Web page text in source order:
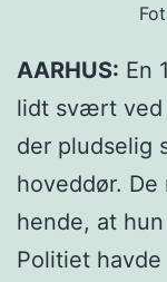
AARHUS: En
lidt svært ved
der pludselig
hoveddør.
hende, at
Politiet